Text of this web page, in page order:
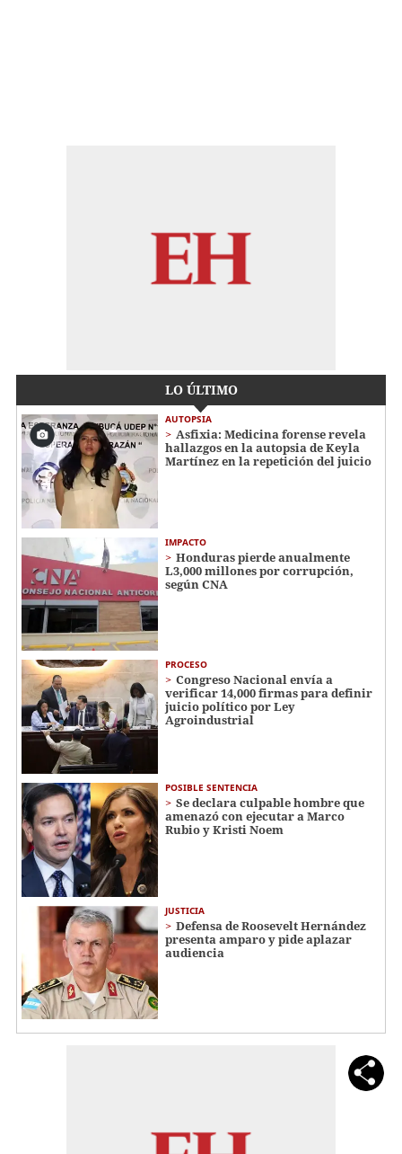
LO ÚLTIMO
AUTOPSIA
Asfixia: Medicina forense revela
hallazgos en la autopsia de Keyla
Martínez en la repetición del juicio
IMPACTO
Honduras pierde anualmente
L3,000 millones por corrupción,
según CNA
PROCESO
Congreso Nacional envía a
verificar 14,000 firmas para definir
juicio político por Ley
Agroindustrial
POSIBLE SENTENCIA
Se declara culpable hombre que
amenazó con ejecutar a Marco
Rubio y Kristi Noem
JUSTICIA
Defensa de Roosevelt Hernández
presenta amparo y pide aplazar
audiencia